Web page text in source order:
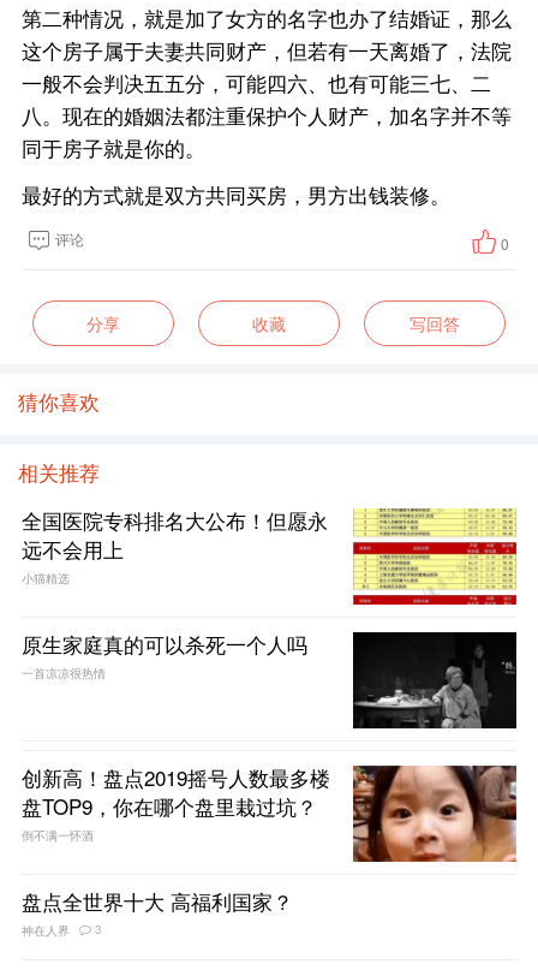
第二种情况，就是加了女方的名字也办了结婚证，那么
这个房子属于夫妻共同财产，但若有一天离婚了，法院
一般不会判决五五分，可能四六、也有可能三七、二
八。现在的婚姻法都注重保护个人财产，加名字并不等
同于房子就是你的。
最好的方式就是双方共同买房，男方出钱装修。
评论 0
分享 收藏 写回答
猜你喜欢
相关推荐
全国医院专科排名大公布！但愿永
远不会用上
小猫精选
原生家庭真的可以杀死一个人吗
一首凉凉很热情
创新高！盘点2019摇号人数最多楼
盘TOP9，你在哪个盘里栽过坑？
倒不满一怀酒
盘点全世界十大 高福利国家？
神在人界 3